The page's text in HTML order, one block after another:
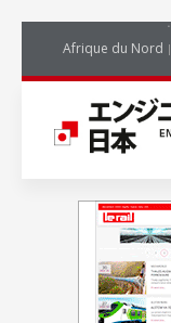
Afrique du Nord